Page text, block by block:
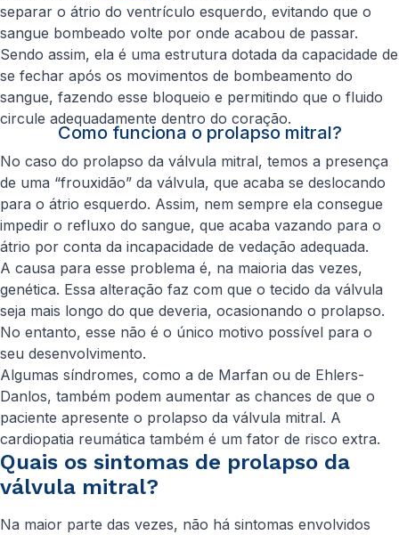
separar o átrio do ventrículo esquerdo, evitando que o
sangue bombeado volte por onde acabou de passar.
Sendo assim, ela é uma estrutura dotada da capacidade de
se fechar após os movimentos de bombeamento do
sangue, fazendo esse bloqueio e permitindo que o fluido
circule adequadamente dentro do coração.
Como funciona o prolapso mitral?
No caso do prolapso da válvula mitral, temos a presença
de uma “frouxidão” da válvula, que acaba se deslocando
para o átrio esquerdo. Assim, nem sempre ela consegue
impedir o refluxo do sangue, que acaba vazando para o
átrio por conta da incapacidade de vedação adequada.
A causa para esse problema é, na maioria das vezes,
genética. Essa alteração faz com que o tecido da válvula
seja mais longo do que deveria, ocasionando o prolapso.
No entanto, esse não é o único motivo possível para o
seu desenvolvimento.
Algumas síndromes, como a de Marfan ou de Ehlers-
Danlos, também podem aumentar as chances de que o
paciente apresente o prolapso da válvula mitral. A
cardiopatia reumática também é um fator de risco extra.
Quais os sintomas de prolapso da
válvula mitral?
Na maior parte das vezes, não há sintomas envolvidos